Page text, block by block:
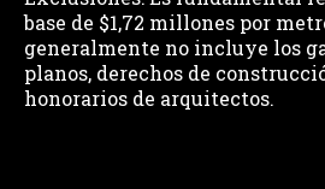
base de $1,72 millones por
generalmente no incluye los
planos, derechos de
honorarios de arquitectos.